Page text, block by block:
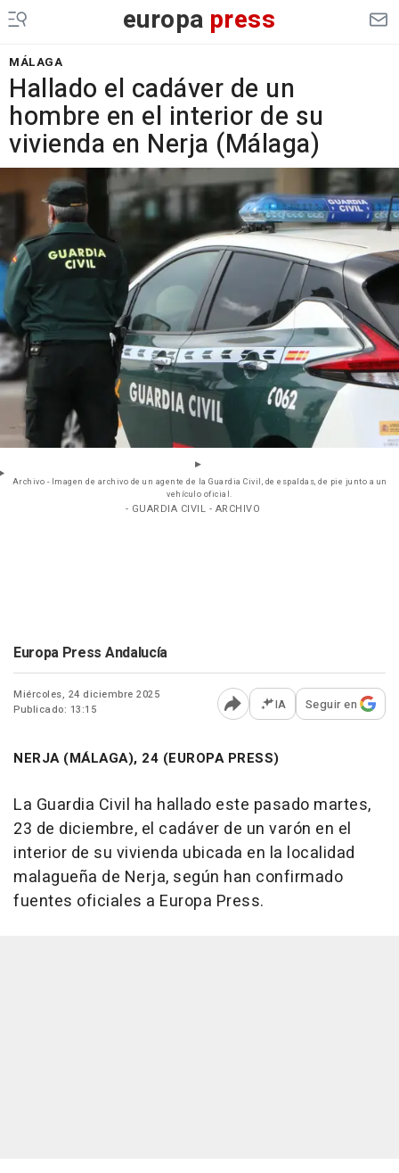
europa press
MÁLAGA
Hallado el cadáver de un
hombre en el interior de su
vivienda en Nerja (Málaga)
Archivo - Imagen de archivo de un agente de la Guardia Civil, de espaldas, de pie junto a un
vehículo oficial.
- GUARDIA CIVIL - ARCHIVO
Europa Press Andalucía
Miércoles, 24 diciembre 2025
Publicado: 13:15
Abrir opciones para
IA Seguir en
NERJA (MÁLAGA), 24 (EUROPA PRESS)
La Guardia Civil ha hallado este pasado martes,
23 de diciembre, el cadáver de un varón en el
interior de su vivienda ubicada en la localidad
malagueña de Nerja, según han confirmado
fuentes oficiales a Europa Press.